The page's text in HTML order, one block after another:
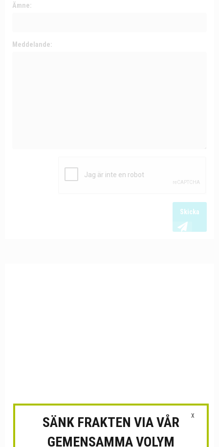
Ämne:
Meddelande:
Skicka
X
SÄNK FRAKTEN VIA VÅR
GEMENSAMMA VOLYM